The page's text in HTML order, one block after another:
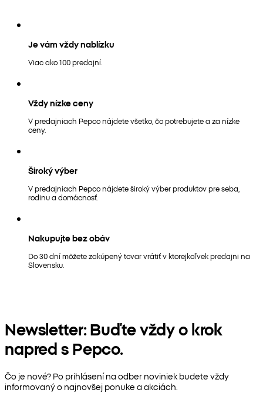
Je vám vždy nablízku
Viac ako 100 predajní.
Vždy nízke ceny
V predajniach Pepco nájdete všetko, čo potrebujete a za nízke
ceny.
Široký výber
V predajniach Pepco nájdete široký výber produktov pre seba,
rodinu a domácnosť.
Nakupujte bez obáv
Do 30 dní môžete zakúpený tovar vrátiť v ktorejkoľvek predajni na
Slovensku.
Newsletter: Buďte vždy o krok
napred s Pepco.
Čo je nové? Po prihlásení na odber noviniek budete vždy
informovaný o najnovšej ponuke a akciách.